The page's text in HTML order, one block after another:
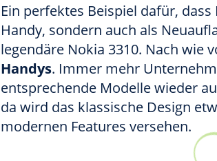
Ein perfektes Beispiel dafür,
Handy, sondern auch als
legendäre Nokia 3310. Nach wie
Handys. Immer mehr
entsprechende Modelle wieder
da wird das klassische Design
modernen Features versehen.